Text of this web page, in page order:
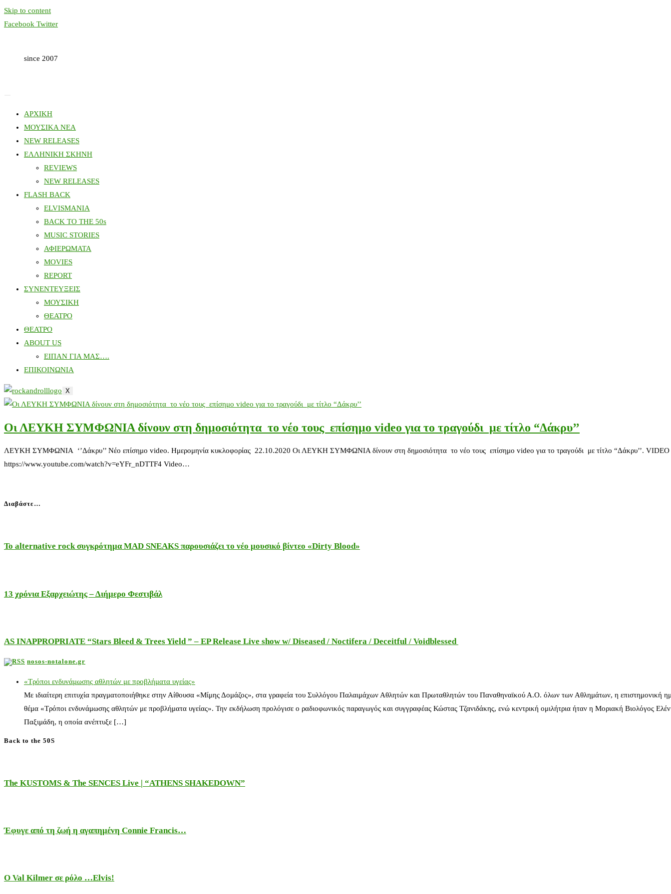
Skip to content
Facebook Twitter
since 2007
ΑΡΧΙΚΗ
ΜΟΥΣΙΚΑ ΝΕΑ
NEW RELEASES
ΕΛΛΗΝΙΚΗ ΣΚΗΝΗ
REVIEWS
NEW RELEASES
FLASH BACK
ELVISMANIA
BACK TO THE 50s
MUSIC STORIES
ΑΦΙΕΡΩΜΑΤΑ
MOVIES
REPORT
ΣΥΝΕΝΤΕΥΞΕΙΣ
ΜΟΥΣΙΚΗ
ΘΕΑΤΡΟ
ΘΕΑΤΡΟ
ABOUT US
ΕΙΠΑΝ ΓΙΑ ΜΑΣ….
ΕΠΙΚΟΙΝΩΝΙΑ
X
Οι ΛΕΥΚΗ ΣΥΜΦΩΝΙΑ δίνουν στη δημοσιότητα το νέο τους επίσημο video για το τραγούδι με τίτλο “Δάκρυ’’
ΛΕΥΚΗ ΣΥΜΦΩΝΙΑ ‘’Δάκρυ’’ Νέο επίσημο video. Ημερομηνία κυκλοφορίας 22.10.2020 Οι ΛΕΥΚΗ ΣΥΜΦΩΝΙΑ δίνουν στη δημοσιότητα το νέο τους επίσημο video για το τραγούδι με τίτλο “Δάκρυ’’.
https://www.youtube.com/watch?v=eYFr_nDTTF4 Video…
Διαβάστε…
Το alternative rock συγκρότημα MAD SNEAKS παρουσιάζει το νέο μουσικό βίντεο «Dirty Blood»
13 χρόνια Εξαρχειώτης – Διήμερο Φεστιβάλ
AS INAPPROPRIATE “Stars Bleed & Trees Yield ” – EP Release Live show w/ Diseased / Noctifera / Deceitful / Voidblessed
nosos-notalone.gr
«Τρόποι ενδυνάμωσης αθλητών με προβλήματα υγείας»
Με ιδιαίτερη επιτυχία πραγματοποιήθηκε στην Αίθουσα «Μίμης Δομάζος», στα γραφεία του Συλλόγου Παλαιμάχων Αθλητών και Πρωταθλητών του Παναθηναϊκού Α.Ο. όλων των Αθλημάτων, η επιστημονική
θέμα «Τρόποι ενδυνάμωσης αθλητών με προβλήματα υγείας». Την εκδήλωση προλόγισε ο ραδιοφωνικός παραγωγός και συγγραφέας Κώστας Τζανιδάκης, ενώ κεντρική ομιλήτρια ήταν η Μοριακή Βιολόγος
Παξιμάδη, η οποία ανέπτυξε […]
Back to the 50S
The KUSTOMS & The SENCES Live | “ATHENS SHAKEDOWN”
Έφυγε από τη ζωή η αγαπημένη Connie Francis…
Ο Val Kilmer σε ρόλο …Elvis!